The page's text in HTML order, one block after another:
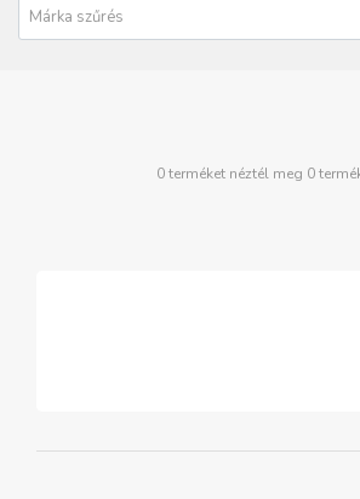
Márka szűrés
0 terméket néztél meg 0